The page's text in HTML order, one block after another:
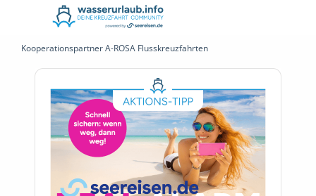
Kooperationspartner A-ROSA Flusskreuzfahrten